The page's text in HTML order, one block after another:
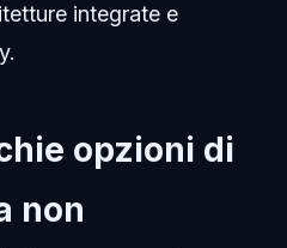
integrate e
opzioni di
non